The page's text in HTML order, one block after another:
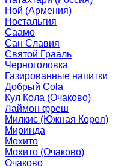
Ной (Армения)
Ностальгия
Саамо
Сан Славия
Святой Грааль
Черноголовка
Газированные напитки
Добрый Cola
Кул Кола (Очаково)
Лаймон фреш
Милкис (Южная Корея)
Миринда
Мохито
Мохито (Очаково)
Очаково